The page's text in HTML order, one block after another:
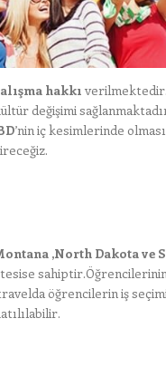
hakkı
değişimi
’nin iç kesimlerinde
,North Dakota ve
öğrencilerin iş